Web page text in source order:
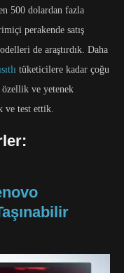
500 dolardan fazla
perakende satış
de araştırdık. Daha
tüketicilere kadar çoğu
özellik ve yetenek
ve test ettik.